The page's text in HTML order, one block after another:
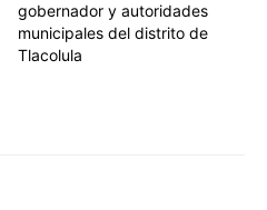
gobernador y autoridades
municipales del distrito de
Tlacolula